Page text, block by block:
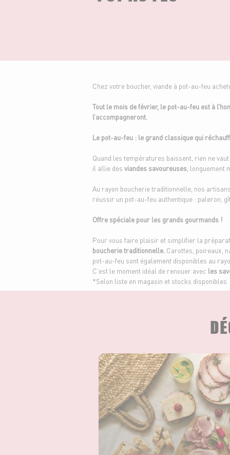
Chez votre boucher, viande à pot-au-feu
Tout le mois de février, le pot-au-feu est à
l’accompagneront.
Le pot-au-feu : le grand classique qui
Quand les températures baissent, rien ne
il allie des viandes savoureuses , longuement
Au rayon boucherie traditionnelle, nos
réussir un pot-au-feu authentique : paleron,
Offre spéciale pour les grands gourmands !
Pour vous faire plaisir et simplifier la
boucherie traditionnelle. Carottes, poireaux,
pot-au-feu sont également disponibles au
C’est le moment idéal de renouer avec les
*Selon liste en magasin et stocks disponibles